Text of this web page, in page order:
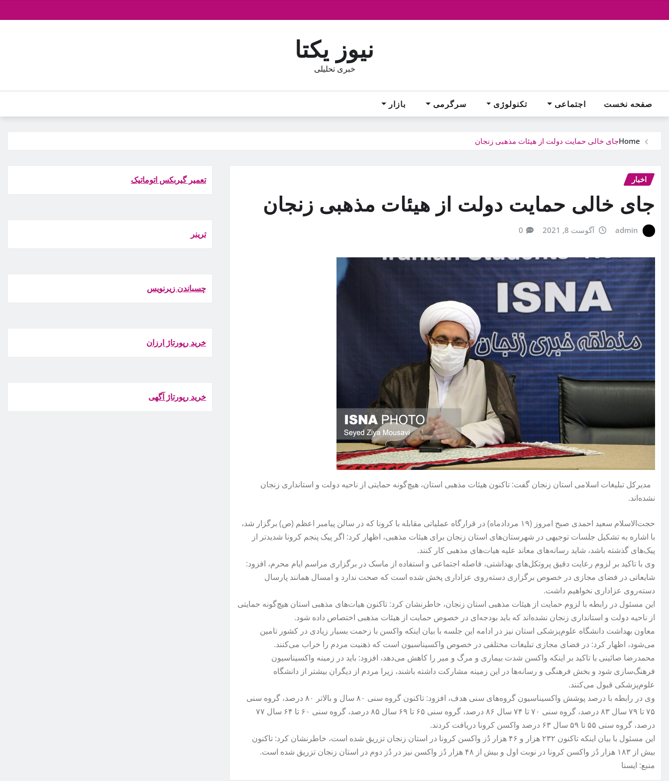
to
نیوز یکتا
خبری تحلیلی
صفحه نخست اجتماعی تکنولوژی سرگرمی بازار
Homeجای خالی حمایت دولت از هیئات مذهبی زنجان
اخبار
جای خالی حمایت دولت از هیئات مذهبی زنجان
admin آگوست 8, 2021 0
مدیرکل تبلیغات اسلامی استان زنجان گفت: تاکنون هیئات مذهبی استان، هیچ‌گونه حمایتی از ناحیه دولت و استانداری زنجان
نشده‌اند.
حجت‌الاسلام سعید احمدی صبح امروز (۱۹ مردادماه) در قرارگاه عملیاتی مقابله با کرونا که در سالن پیامبر اعظم (ص) برگزار شد،
با اشاره به تشکیل جلسات توجیهی در شهرستان‌های استان زنجان برای هیئات مذهبی، اظهار کرد: اگر پیک پنجم کرونا شدیدتر از
پیک‌های گذشته باشد، شاید رسانه‌های معاند علیه هیات‌های مذهبی کار کنند.
وی با تاکید بر لزوم رعایت دقیق پروتکل‌های بهداشتی، فاصله اجتماعی و استفاده از ماسک در برگزاری مراسم ایام محرم، افزود:
شایعاتی در فضای مجازی در خصوص برگزاری دسته‌روی عزاداری پخش شده است که صحت ندارد و امسال همانند پارسال
دسته‌روی عزاداری نخواهیم داشت.
این مسئول در رابطه با لزوم حمایت از هیئات مذهبی استان زنجان، خاطرنشان کرد: تاکنون هیات‌های مذهبی استان هیچ‌گونه حمایتی
از ناحیه دولت و استانداری زنجان نشده‌اند که باید بودجه‌ای در خصوص حمایت از هیئات مذهبی اختصاص داده شود.
معاون بهداشت دانشگاه علوم‌پزشکی استان نیز در ادامه این جلسه با بیان اینکه واکسن با زحمت بسیار زیادی در کشور تامین
می‌شود، اظهار کرد: در فضای مجازی تبلیغات مختلفی در خصوص واکسیناسیون است که ذهنیت مردم را خراب می‌کنند.
محمدرضا صائینی با تاکید بر اینکه واکسن شدت بیماری و مرگ و میر را کاهش می‌دهد، افزود: باید در زمینه واکسیناسیون
فرهنگ‌سازی شود و بخش فرهنگی و رسانه‌ها در این زمینه مشارکت داشته باشند، زیرا مردم از دیگران بیشتر از دانشگاه
علوم‌پزشکی قبول می‌کنند.
وی در رابطه با درصد پوشش واکسیناسیون گروه‌های سنی هدف، افزود: تاکنون گروه سنی ۸۰ سال و بالاتر ۸۰ درصد، گروه سنی
۷۵ تا ۷۹ سال ۸۳ درصد، گروه سنی ۷۰ تا ۷۴ سال ۸۶ درصد، گروه سنی ۶۵ تا ۶۹ سال ۸۵ درصد، گروه سنی ۶۰ تا ۶۴ سال ۷۷
درصد، گروه سنی ۵۵ تا ۵۹ سال ۶۳ درصد واکسن کرونا دریافت کردند.
این مسئول با بیان اینکه تاکنون ۲۳۲ هزار و ۴۶ هزار دُز واکسن کرونا در استان زنجان تزریق شده است، خاطرنشان کرد: تاکنون
بیش از ۱۸۳ هزار دُز واکسن کرونا در نوبت اول و بیش از ۴۸ هزار دُز واکسن نیز در دُز دوم در استان زنجان تزریق شده است.
منبع: ايسنا
تعمیر گیربکس اتوماتیک
ترينر
چسباندن زيرنويس
خرید رپورتاژ ارزان
خرید رپورتاژ آگهی